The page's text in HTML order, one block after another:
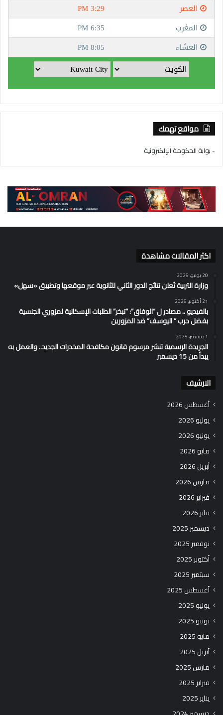
مواقع تهمك
- بوابة الحكومة الإلكترونية
اكثر المقالات مشاهدة
20 يوليو، 2025
وزارة التربية تُعلن نتائج الدور الثاني للثانوية عبر موقعها وتطبيق «سهل»
21 أكتوبر، 2025
بالفيديو .. مصادر ل “الوفاق”: “تبخر” الطلبات الإسكانية لمزوري الجنسية
بفضل حرب ” اليوسف” ضد المزورين
1 ديسمبر، 2025
الجريدة الرسمية تنشر مرسوم قانون مكافحة المخدرات الجديد.. والعمل به
يبدأ من 15 ديسمبر
الارشيف
أغسطس 2026
يوليو 2026
يونيو 2026
مايو 2026
أبريل 2026
مارس 2026
فبراير 2026
يناير 2026
ديسمبر 2025
نوفمبر 2025
أكتوبر 2025
سبتمبر 2025
أغسطس 2025
يوليو 2025
يونيو 2025
مايو 2025
أبريل 2025
مارس 2025
فبراير 2025
يناير 2025